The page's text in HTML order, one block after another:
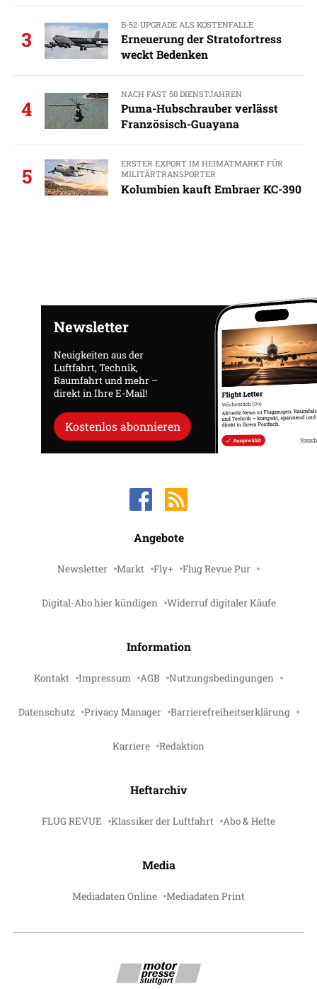
3
B-52-UPGRADE ALS KOSTENFALLE
Erneuerung der Stratofortress
weckt Bedenken
4
NACH FAST 50 DIENSTJAHREN
Puma-Hubschrauber verlässt
Französisch-Guayana
5
ERSTER EXPORT IM HEIMATMARKT FÜR
MILITÄRTRANSPORTER
Kolumbien kauft Embraer KC-390
Newsletter
Neuigkeiten aus der
Luftfahrt, Technik,
Raumfahrt und mehr –
direkt in Ihre E-Mail!
Kostenlos abonnieren
Angebote
Newsletter Markt Fly+ Flug Revue Pur
Digital-Abo hier kündigen Widerruf digitaler Käufe
Information
Kontakt Impressum AGB Nutzungsbedingungen
Datenschutz Privacy Manager Barrierefreiheitserklärung
Karriere Redaktion
Heftarchiv
FLUG REVUE Klassiker der Luftfahrt Abo & Hefte
Media
Mediadaten Online Mediadaten Print